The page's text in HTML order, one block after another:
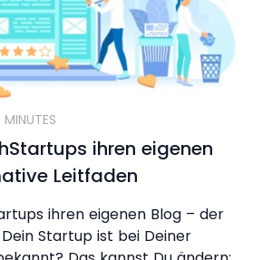
MINUTES
ihren eigenen
Leitfaden
ihren eigenen Blog – der
Startup ist bei Deiner